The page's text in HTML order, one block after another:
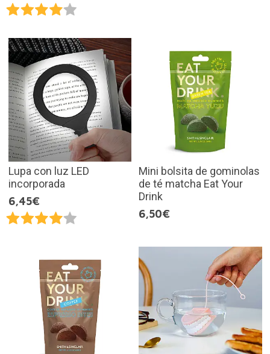
Lupa con luz LED
incorporada
6,45€
Mini bolsita de gominolas
de té matcha Eat Your
Drink
6,50€